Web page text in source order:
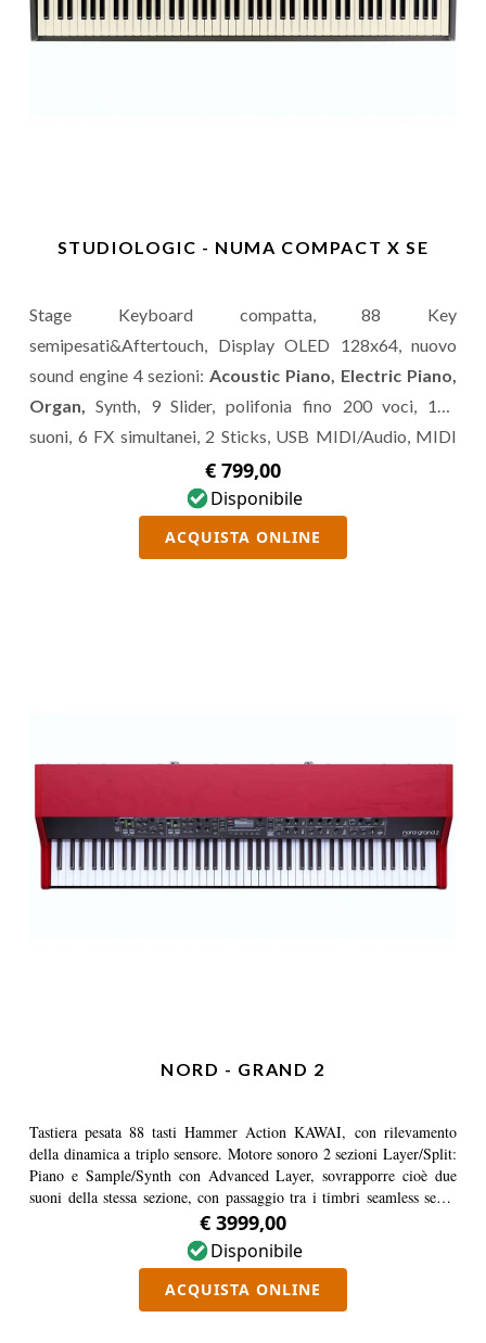
STUDIOLOGIC - NUMA COMPACT X SE
Stage Keyboard compatta, 88 Key
semipesati&Aftertouch, Display OLED 128x64, nuovo
sound engine 4 sezioni: Acoustic Piano, Electric Piano,
Organ, Synth, 9 Slider, polifonia fino 200 voci, 140
suoni, 6 FX simultanei, 2 Sticks, USB MIDI/Audio, MIDI
In/Out, Audio L/R, Cuffia, 2 Pedali, Speaker 2x10W.
€ 799,00
Disponibile
ACQUISTA ONLINE
NORD - GRAND 2
Tastiera pesata 88 tasti Hammer Action KAWAI, con rilevamento
della dinamica a triplo sensore. Motore sonoro 2 sezioni Layer/Split:
Piano e Sample/Synth con Advanced Layer, sovrapporre cioè due
suoni della stessa sezione, con passaggio tra i timbri seamless senza
interruzioni. Avanzato sistema di processing DSP con 6 effetti
indipendenti per ogni Layer più Global Reverb.
€ 3999,00
Disponibile
ACQUISTA ONLINE